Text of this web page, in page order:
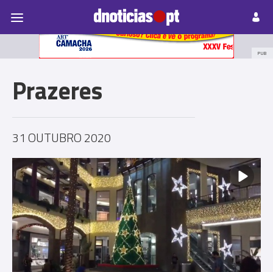
Prazeres Paisagens
PUB
Prazeres
31 OUTUBRO 2020